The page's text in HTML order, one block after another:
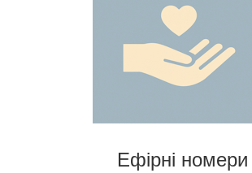
Ефірні номери